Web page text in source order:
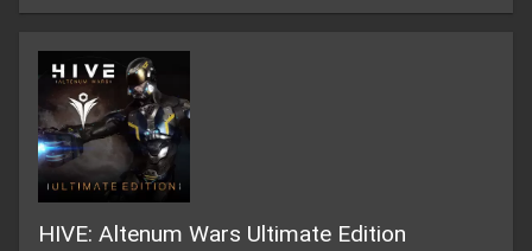
HIVE: Altenum Wars Ultimate Edition